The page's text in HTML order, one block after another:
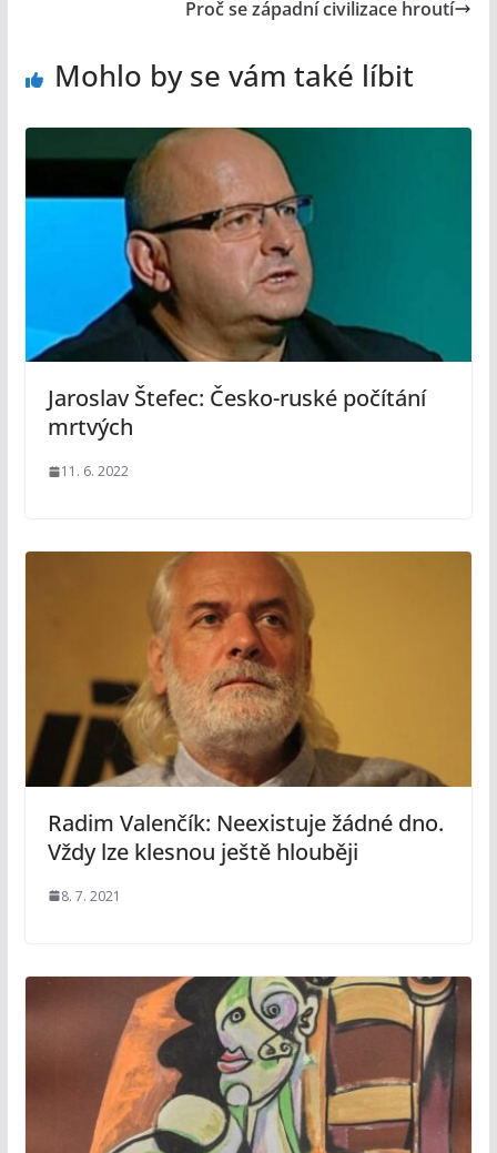
Proč se západní civilizace hroutí
Mohlo by se vám také líbit
Jaroslav Štefec: Česko-ruské počítání
mrtvých
11. 6. 2022
Radim Valenčík: Neexistuje žádné dno.
Vždy lze klesnou ještě hlouběji
8. 7. 2021